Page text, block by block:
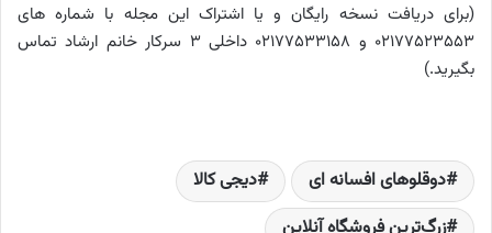
(برای دریافت نسخه رایگان و یا اشتراک این مجله با شماره های
02177523553 و 02177533158 داخلی 3 سرکار خانم ارشاد تماس
بگیرید.)
دوقلوهای افسانه ای
دیجی کالا